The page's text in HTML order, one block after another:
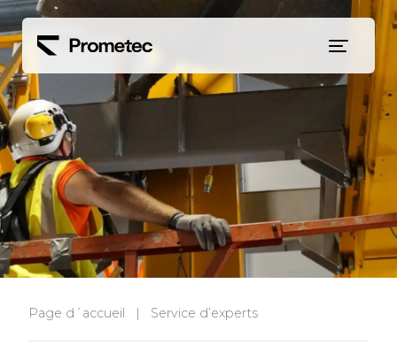
Page d´accueil | Service d’experts